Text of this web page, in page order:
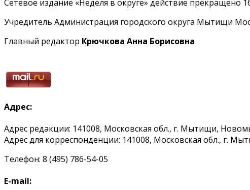
Сетевое издание «Неделя в округе» действие прекращено
Учредитель Администрация городского округа Мытищи
Главный редактор Крючкова Анна Борисовна
Адрес:
Адрес редакции: 141008, Московская обл., г. Мытищи,
Адрес для корреспонденции: 141008, Московская обл., г.
Телефон: 8 (495) 786-54-05
E-mail: